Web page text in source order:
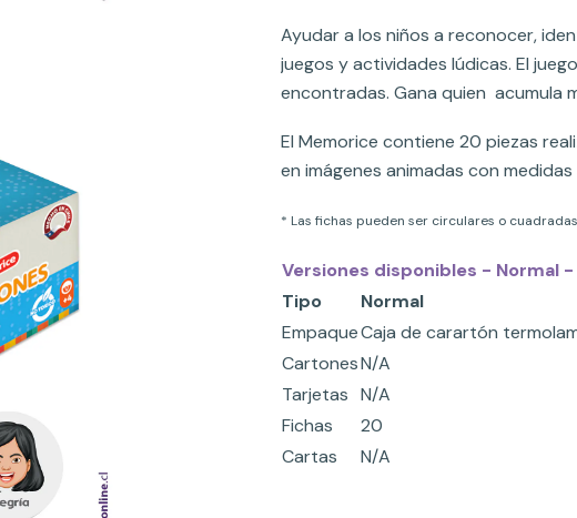
Ayudar a los niños a reconocer,
juegos y actividades lúdicas. El
encontradas. Gana quien acumula
El Memorice contiene 20 piezas
en imágenes animadas con
* Las fichas pueden ser circulares o
Versiones disponibles - Normal
Tipo
Normal
EmpaqueCaja de carartón
CartonesN/A
Tarjetas N/A
Fichas
20
Cartas
N/A